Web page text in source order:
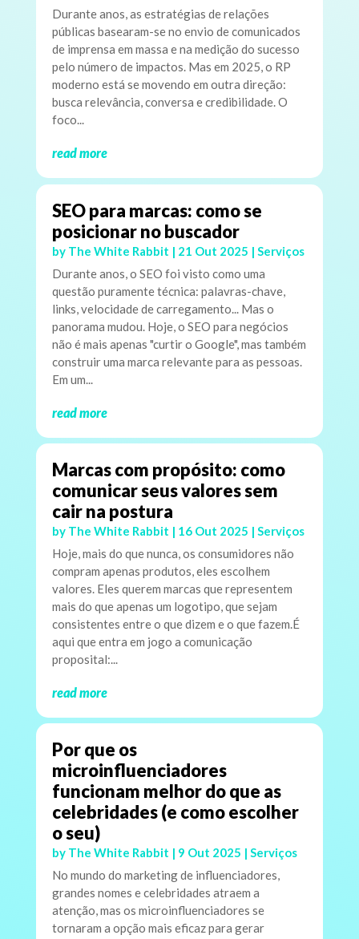
Durante anos, as estratégias de relações
públicas basearam-se no envio de comunicados
de imprensa em massa e na medição do sucesso
pelo número de impactos. Mas em 2025, o RP
moderno está se movendo em outra direção:
busca relevância, conversa e credibilidade. O
foco...
read more
SEO para marcas: como se
posicionar no buscador
by The White Rabbit | 21 Out 2025 | Serviços
Durante anos, o SEO foi visto como uma
questão puramente técnica: palavras-chave,
links, velocidade de carregamento... Mas o
panorama mudou. Hoje, o SEO para negócios
não é mais apenas "curtir o Google", mas também
construir uma marca relevante para as pessoas.
Em um...
read more
Marcas com propósito: como
comunicar seus valores sem
cair na postura
by The White Rabbit | 16 Out 2025 | Serviços
Hoje, mais do que nunca, os consumidores não
compram apenas produtos, eles escolhem
valores. Eles querem marcas que representem
mais do que apenas um logotipo, que sejam
consistentes entre o que dizem e o que fazem.É
aqui que entra em jogo a comunicação
proposital:...
read more
Por que os
microinfluenciadores
funcionam melhor do que as
celebridades (e como escolher
o seu)
by The White Rabbit | 9 Out 2025 | Serviços
No mundo do marketing de influenciadores,
grandes nomes e celebridades atraem a
atenção, mas os microinfluenciadores se
tornaram a opção mais eficaz para gerar